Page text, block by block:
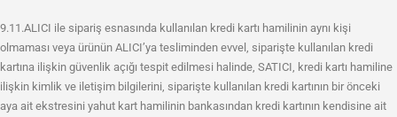
9.11.ALICI ile sipariş esnasında kullanılan kredi kartı hamilinin aynı kişi
olmaması veya ürünün ALICI’ya tesliminden evvel, siparişte kullanılan kredi
kartına ilişkin güvenlik açığı tespit edilmesi halinde, SATICI, kredi kartı hamiline
ilişkin kimlik ve iletişim bilgilerini, siparişte kullanılan kredi kartının bir önceki
aya ait ekstresini yahut kart hamilinin bankasından kredi kartının kendisine ait